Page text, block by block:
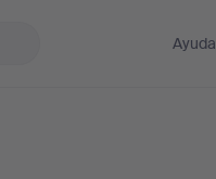
Ayuda